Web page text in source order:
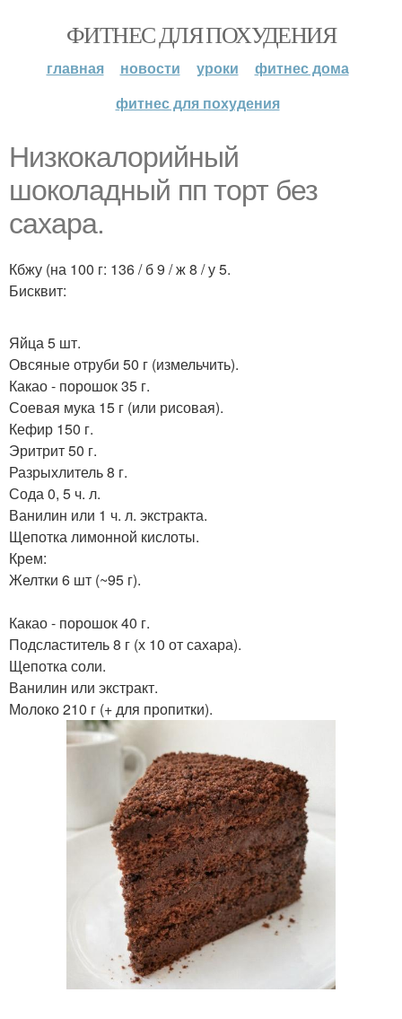
ФИТНЕС ДЛЯ ПОХУДЕНИЯ
главная новости уроки
фитнес дома
фитнес для похудения
Низкокалорийный
шоколадный пп торт без
сахара.
Кбжу (на 100 г: 136 / б 9 / ж 8 / у 5.
Бисквит:
Яйца 5 шт.
Овсяные отруби 50 г (измельчить).
Какао - порошок 35 г.
Соевая мука 15 г (или рисовая).
Кефир 150 г.
Эритрит 50 г.
Разрыхлитель 8 г.
Сода 0, 5 ч. л.
Ванилин или 1 ч. л. экстракта.
Щепотка лимонной кислоты.
Крем:
Желтки 6 шт (~95 г).
Какао - порошок 40 г.
Подсластитель 8 г (х 10 от сахара).
Щепотка соли.
Ванилин или экстракт.
Молоко 210 г (+ для пропитки).